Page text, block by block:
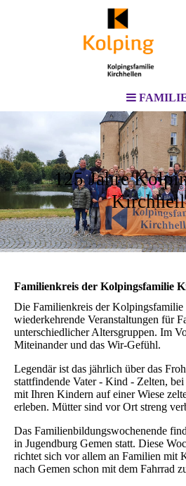
125 Jahre
Familienkreis der Kolpingsfamilie
Die Familienkreis der
wiederkehrende Veranstaltungen für
unterschiedlicher Altersgruppen. Im
Miteinander und das Wir-Gefühl.
Legendär ist das jährlich über das
stattfindende Vater - Kind - Zelten,
mit Ihren Kindern auf einer Wiese
erleben. Mütter sind vor Ort streng
Das Familienbildungswochenende
in Jugendburg Gemen statt. Diese
richtet sich vor allem an Familien mit
nach Gemen schon mit dem Fahrrad